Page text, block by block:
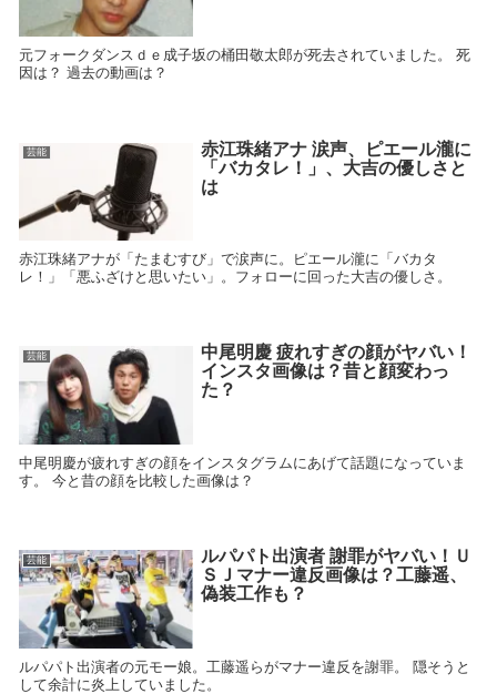
元フォークダンスｄｅ成子坂の桶田敬太郎が死去されていました。 死
因は？ 過去の動画は？
芸能
赤江珠緒アナ 涙声、ピエール瀧に
「バカタレ！」、大吉の優しさと
は
赤江珠緒アナが「たまむすび」で涙声に。ピエール瀧に「バカタ
レ！」「悪ふざけと思いたい」。フォローに回った大吉の優しさ。
芸能
中尾明慶 疲れすぎの顔がヤバい！
インスタ画像は？昔と顔変わっ
た？
中尾明慶が疲れすぎの顔をインスタグラムにあげて話題になっていま
す。 今と昔の顔を比較した画像は？
芸能
ルパパト出演者 謝罪がヤバい！Ｕ
ＳＪマナー違反画像は？工藤遥、
偽装工作も？
ルパパト出演者の元モー娘。工藤遥らがマナー違反を謝罪。 隠そうと
して余計に炎上していました。